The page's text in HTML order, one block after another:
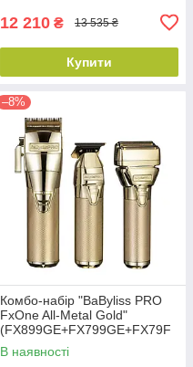
12 210 ₴ 13 535 ₴
Купити
–8%
Комбо-набір "BaByliss PRO
FxOne All-Metal Gold"
(FX899GE+FX799GE+FX79F
SGE)
В наявності